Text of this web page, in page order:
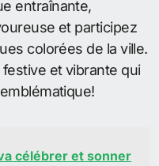
entraînante,
et participez
colorées de la ville.
et vibrante qui
célébrer et sonner